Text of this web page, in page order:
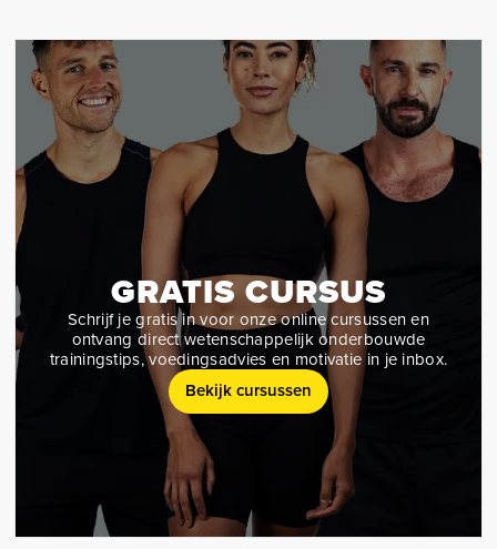
GRATIS CURSUS
Schrijf je gratis in voor onze online cursussen en
ontvang direct wetenschappelijk onderbouwde
trainingstips, voedingsadvies en motivatie in je inbox.
Bekijk cursussen